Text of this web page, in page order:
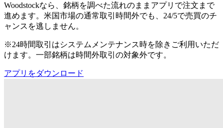
Woodstockなら、銘柄を調べた流れのままアプリで注文まで
進めます。米国市場の通常取引時間外でも、24/5で売買のチ
ャンスを逃しません。
※24時間取引はシステムメンテナンス時を除きご利用いただ
けます。一部銘柄は時間外取引の対象外です。
アプリをダウンロード